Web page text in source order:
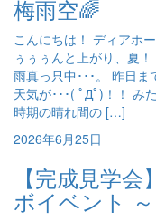
梅雨空🌈
こんにちは！ ディアホ
ぅぅぅんと上がり、夏
雨真っ只中･･･。 昨日
天気が･･･( ﾟДﾟ)！！ み
時期の晴れ間の […]
2026年6月25日
【完成見学
ボイベント ～